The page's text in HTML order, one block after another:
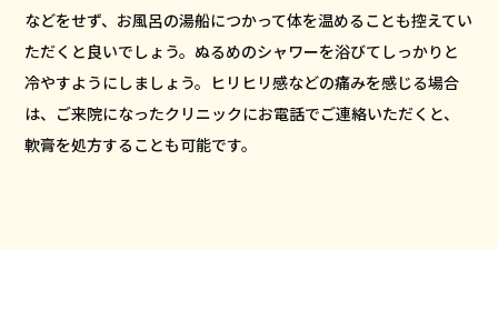
などをせず、お風呂の湯船につかって体を温めることも控えてい
ただくと良いでしょう。ぬるめのシャワーを浴びてしっかりと
冷やすようにしましょう。ヒリヒリ感などの痛みを感じる場合
は、ご来院になったクリニックにお電話でご連絡いただくと、
軟膏を処方することも可能です。